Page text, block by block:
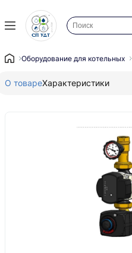
Оборудование для котельных
О товареХарактеристики